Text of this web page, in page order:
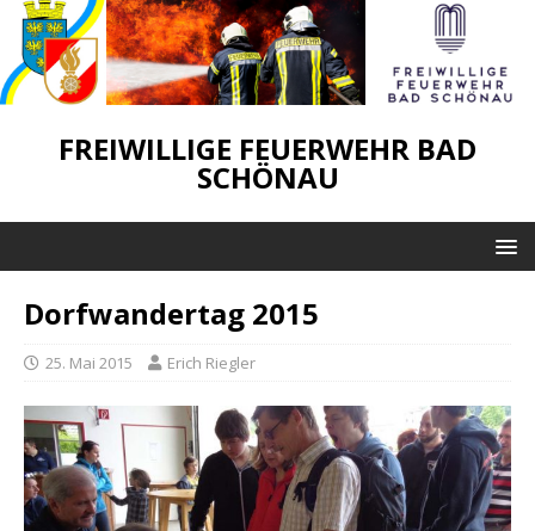
FREIWILLIGE FEUERWEHR BAD
SCHÖNAU
Dorfwandertag 2015
25. Mai 2015 Erich Riegler